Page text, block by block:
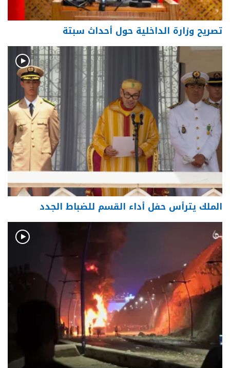
تصريح وزارة الداخلية حول أحداث سبتة
الملك يترأس حفل أداء القسم للضباط الجدد